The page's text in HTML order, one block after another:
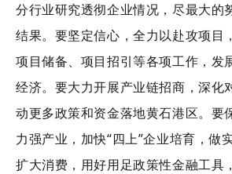
分行业研究透彻企业情况， 尽最大的
结果。 要坚定信心，全力以赴攻项目 ，
项目储备、 项目招引等各项工作，发
经济。要大力开展产业链招商，深化
动更多政策和资金落地黄石港区。要
力强产业， 加快“四上”企业培育，做
扩大消费， 用好用足政策性金融工具